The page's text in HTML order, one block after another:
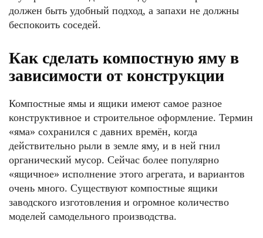
должен быть удобный подход, а запахи не должны
беспокоить соседей.
Как сделать компостную яму в
зависимости от конструкции
Компостные ямы и ящики имеют самое разное
конструктивное и строительное оформление. Термин
«яма» сохранился с давних времён, когда
действительно рыли в земле яму, и в ней гнил
органический мусор. Сейчас более популярно
«ящичное» исполнение этого агрегата, и вариантов
очень много. Существуют компостные ящики
заводского изготовления и огромное количество
моделей самодельного производства.